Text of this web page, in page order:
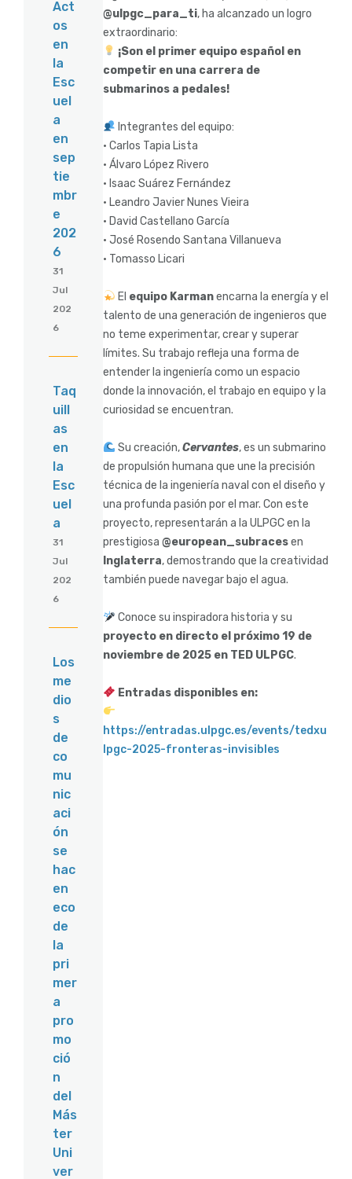
Act
os
en
la
Esc
uel
a
en
sep
tie
mbr
e
202
6
31
Jul
202
6
Taq
uill
as
en
la
Esc
uel
a
31
Jul
202
6
Los
me
dio
s
de
co
mu
nic
aci
ón
se
hac
en
eco
de
la
pri
mer
a
pro
mo
ció
n
del
Más
ter
Uni
ver
@ulpgc_para_ti, ha alcanzado un logro
extraordinario:
¡Son el primer equipo español en
competir en una carrera de
submarinos a pedales!
Integrantes del equipo:
• Carlos Tapia Lista
• Álvaro López Rivero
• Isaac Suárez Fernández
• Leandro Javier Nunes Vieira
• David Castellano García
• José Rosendo Santana Villanueva
• Tomasso Licari
El equipo Karmanencarna la energía y el
talento de una generación de ingenieros que
no teme experimentar, crear y superar
límites. Su trabajo refleja una forma de
entender la ingeniería como un espacio
donde la innovación, el trabajo en equipo y la
curiosidad se encuentran.
Su creación,Cervantes, es un submarino
de propulsión humana que une la precisión
técnica de la ingeniería naval con el diseño y
una profunda pasión por el mar. Con este
proyecto, representarán a la ULPGC en la
prestigiosa @european_subracesen
Inglaterra, demostrando que la creatividad
también puede navegar bajo el agua.
Conoce su inspiradora historia y su
proyecto en directo el próximo 19 de
noviembre de 2025 en TED ULPGC.
Entradas disponibles en:
https://entradas.ulpgc.es/events/tedxu
lpgc-2025-fronteras-invisibles